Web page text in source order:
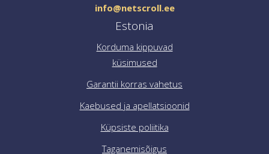
info@netscroll.ee
Estonia
Korduma kippuvad
küsimused
Garantii korras vahetus
Kaebused ja apellatsioonid
Küpsiste poliitika
Taganemisõigus